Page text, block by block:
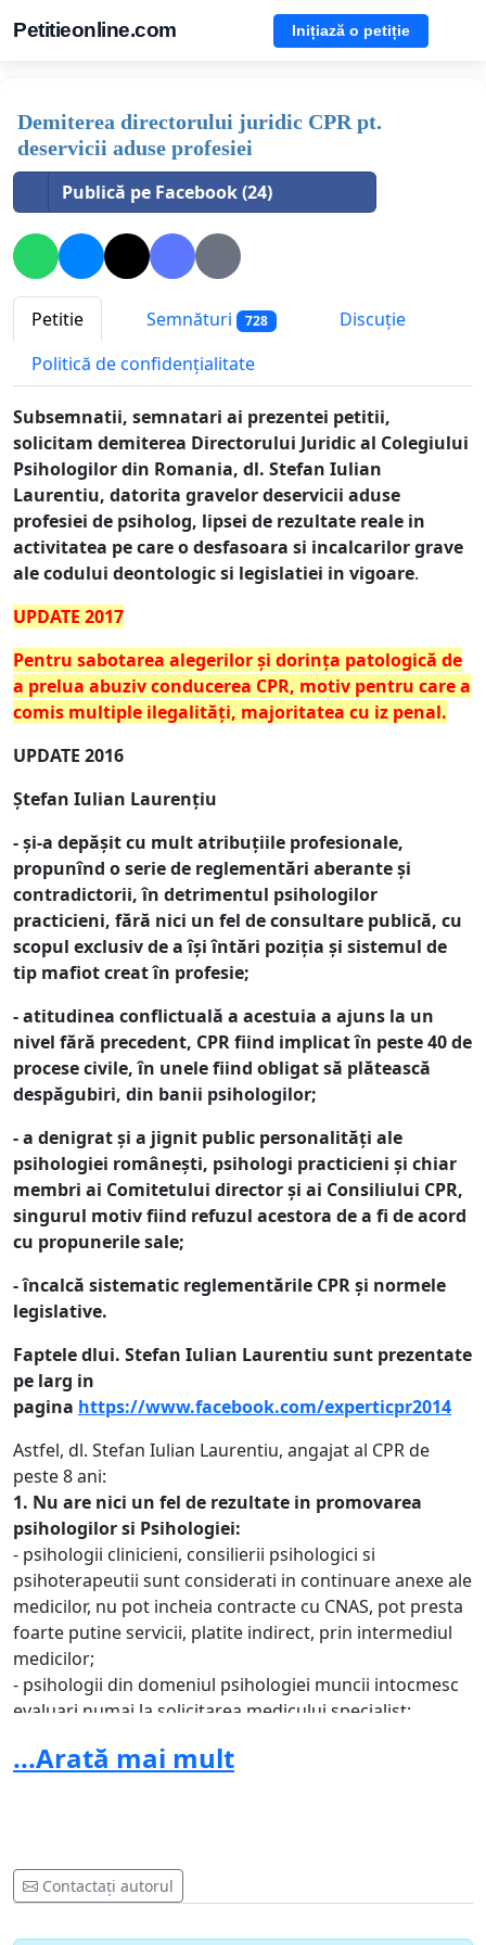
Petitieonline.com Inițiază o petiție
Demiterea directorului juridic CPR pt.
deservicii aduse profesiei
Publică pe Facebook (24)
Petitie Semnături 728
Discuție
Politică de confidențialitate
Subsemnatii, semnatari ai prezentei petitii,
solicitam demiterea Directorului Juridic al Colegiului
Psihologilor din Romania, dl. Stefan Iulian
Laurentiu, datorita gravelor deservicii aduse
profesiei de psiholog, lipsei de rezultate reale in
activitatea pe care o desfasoara si incalcarilor grave
ale codului deontologic si legislatiei in vigoare.
UPDATE 2017
Pentru sabotarea alegerilor și dorința patologică de
a prelua abuziv conducerea CPR, motiv pentru care a
comis multiple ilegalități, majoritatea cu iz penal.
UPDATE 2016
Ștefan Iulian Laurențiu
- și-a depășit cu mult atribuțiile profesionale,
propunînd o serie de reglementări aberante și
contradictorii, în detrimentul psihologilor
practicieni, fără nici un fel de consultare publică, cu
scopul exclusiv de a își întări poziția și sistemul de
tip mafiot creat în profesie;
- atitudinea conflictuală a acestuia a ajuns la un
nivel fără precedent, CPR fiind implicat în peste 40 de
procese civile, în unele fiind obligat să plătească
despăgubiri, din banii psihologilor;
- a denigrat și a jignit public personalități ale
psihologiei românești, psihologi practicieni și chiar
membri ai Comitetului director și ai Consiliului CPR,
singurul motiv fiind refuzul acestora de a fi de acord
cu propunerile sale;
- încalcă sistematic reglementările CPR și normele
legislative.
Faptele dlui. Stefan Iulian Laurentiu sunt prezentate
pe larg in
pagina https://www.facebook.com/experticpr2014
Astfel, dl. Stefan Iulian Laurentiu, angajat al CPR de
peste 8 ani:
1. Nu are nici un fel de rezultate in promovarea
psihologilor si Psihologiei:
- psihologii clinicieni, consilierii psihologici si
psihoterapeutii sunt considerati in continuare anexe ale
medicilor, nu pot incheia contracte cu CNAS, pot presta
foarte putine servicii, platite indirect, prin intermediul
medicilor;
- psihologii din domeniul psihologiei muncii intocmesc
evaluari numai la solicitarea medicului specialist;
avizeze in continuare cabinetele la ministerul
Stefan este preocupat de propriile interese, pentru
promovarea carora nu ezita sa faca multiple
ilegalitati.
...Arată mai mult
Contactați autorul